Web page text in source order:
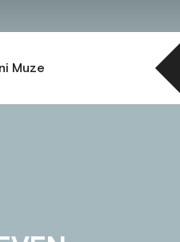
Muze